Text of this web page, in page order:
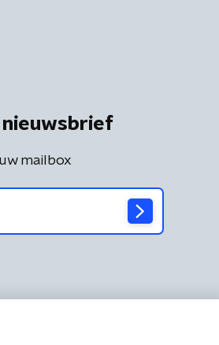
nieuwsbrief
mailbox